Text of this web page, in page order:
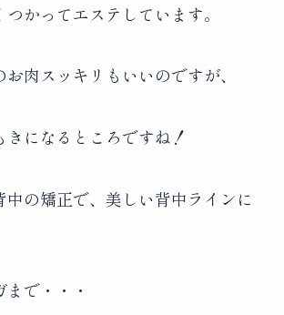
かってエステしています。
肉スッキリもいいのですが、
になるところですね！
中の矯正で、美しい背中ラインに
で・・・